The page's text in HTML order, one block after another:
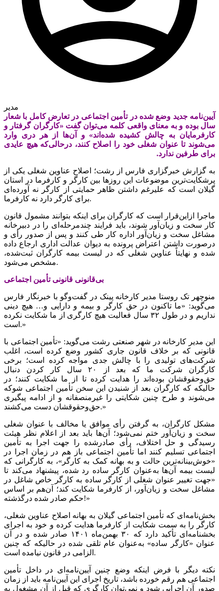
مدیر
آیین‌نامه‌ جدید وضع شده در تأمین اجتماعی در تعارض کامل با شعار
سال بوده و به معنای واقعی کلمه می‌توان گفت «کارگران گرفتار و
کارفرمایان به چالش کشیده شده‌اند» و آن‌ها از هر دری وارد
می‌شوند تا عنوان شغلی خود را اصلاح کنند، درحالی‌که هیچ عایدی
برای طرفین ندارد.
به گزارش خبرگزاری فارس از رشت؛ اصلاح عناوین شغلی یکی از
پرشکایت‌ترین موضوعات این روزها بین کارگر و کارفرما در استان
گیلان است که علیرغم داشتن ظاهر حمایتی از کارگر نه آورده‌ای
برای کارگر دارد نه کارفرما.
ماجرا ازاین‌قرار است که کارگران برای اینکه بتوانند مشمول قانون
کار سخت و زیان‌آور شوند، باید فرایند چندمرحله‌ای را در دبیرخانه
مشاغل سخت و زیان‌آور اداره کار طی کنند و پس از صدور رأی و
درصورت داشتن اعتراض پرونده به دیوان عدالت اداری ارجاع داده
شده و نهایتاً عناوین شغلی که در لیست بیمه کارگران ثبت‌شده،
مشخص می‌شود.
بی‌قانونی قانونی تأمین اجتماعی
منوچهر تک روستا مدیر کارخانه پینک در گفت‌وگو با خبرنگار فارس
می‌گوید: «ما تاکنون در حق کارگر و بیمه و دارایی و… هیچ دینی
نداریم و در طول ۳۲ سال فعالیت هیچ کارگری از ما شکایت نکرده
است.»
این مدیر کارخانه در شهر صنعتی رشت می‌گوید: «تأمین اجتماعی با
قانونی که بر خلاف قانون جاری کشور وضع کرده است، اغلب
شرکت‌های تولیدی را با چالش جدی مواجه کرده است؛ برخی
کارگران شرکت ما که بعد از ۲۰ سال کار کردن دنبال
حق‌وحقوقشان بوده‌اند را هدایت کرده تا از ما شکایت کنند؛ در
حالیکه که کارگران بعد از شنیدن این سخن تأمین اجتماعی شوکه
می‌شوند و طرح چنین شکایتی را غیرمنصفانه و از ادامه پیگیری
حق‌وحقوقشان دست می‌کشند.»
مشکل کارگران، به گرفتن رأی موافق یا مخالف با عنوان شغلی
سخت و زیان‌آور ختم نمی‌شود؛ آن‌ها باید بعد از اعلام نظر هیئت
رسیدگی و حل اختلاف، رأی صادرشده را جهت اجرا به تأمین
اجتماعی تسلیم کنند اما تأمین اجتماعی باز هم در زمان اجرا در
«خوش‌بینانه‌ترین حالت و به بهانه کمک به کارگر»، به کارگرانی که
لیست بیمه آن‌ها به‌عنوان کارگر ساده رد شده، پیشنهاد می‌کند تا
«جهت تغییر عنوان شغلی از کارگر ساده به کارگر خاص شاغل در
مشاغل سخت و زیان‌آور، از کارفرما شکایت کند؛ آن‌هم بر اساس
حکم صادر شده درگذشته!»
بخش‌نامه‌ای که تأمین اجتماعی گیلان به بهانه اصلاح عناوین شغلی،
کارگر را به سمت شکایت از کارفرما هدایت کرده و خود به اجرای
بخشنامه‌ای تأکید دارد که ۳۰ بهمن‌ماه ۱۴۰۱ صادر شده و در آن
عنوان «کارگر ساده» به‌عنوان عام تلقی شده در حالیکه که چنین
الزامی در قانون نیامده است.
نکته دیگر با فرض اینکه وضع چنین آیین‌نامه‌ای در داخل تأمین
اجتماعی هم رقم خورده باشد، تاریخ اجرای این آیین‌نامه باید از زمان
صدور آن اجرایی شود و نمی‌توان کارگری که قبل از آن مشغول به